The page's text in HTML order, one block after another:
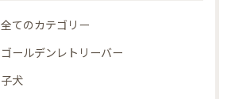
全てのカテゴリー
ゴールデンレトリーバー
子犬